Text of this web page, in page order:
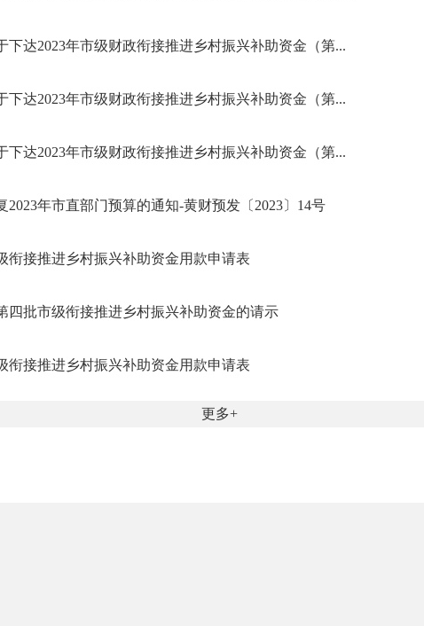
下达2023年市级财政衔接推进乡村振兴补助资金（第...
下达2023年市级财政衔接推进乡村振兴补助资金（第...
下达2023年市级财政衔接推进乡村振兴补助资金（第...
2023年市直部门预算的通知-黄财预发〔2023〕14号
衔接推进乡村振兴补助资金用款申请表
四批市级衔接推进乡村振兴补助资金的请示
衔接推进乡村振兴补助资金用款申请表
更多